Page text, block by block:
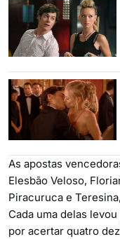
As apostas
Elesbão Veloso,
Piracuruca e
Cada uma delas
por acertar quatro